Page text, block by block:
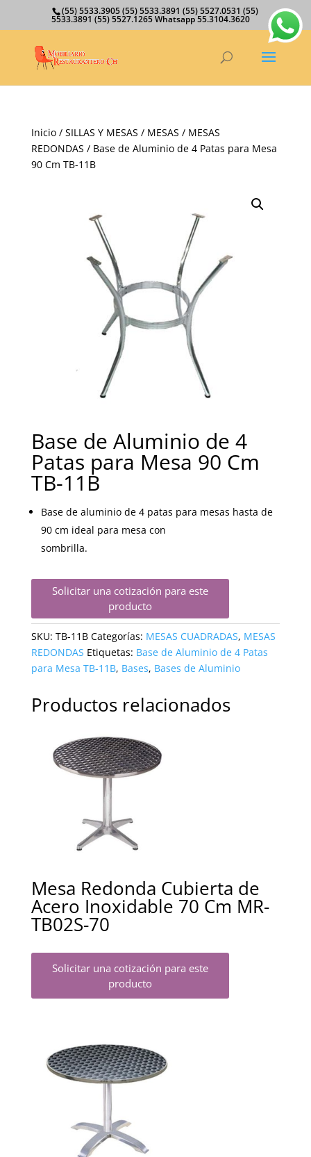
(55) 5533.3905 (55) 5533.3891 (55) 5527.0531 (55)
5533.3891 (55) 5527.1265 Whatsapp 55.3104.3620
Inicio/ SILLAS Y MESAS / MESAS / MESAS
REDONDAS / Base de Aluminio de 4 Patas para Mesa
90 Cm TB-11B
Base de Aluminio de 4
Patas para Mesa 90 Cm
TB-11B
Base de aluminio de 4 patas para mesas hasta de
90 cm ideal para mesa con
sombrilla.
Solicitar una cotización para este
producto
SKU: TB-11B Categorías: MESAS CUADRADAS, MESAS
REDONDAS Etiquetas: Base de Aluminio de 4 Patas
para Mesa TB-11B, Bases, Bases de Aluminio
Productos relacionados
Mesa Redonda Cubierta de
Acero Inoxidable 70 Cm MR-
TB02S-70
Solicitar una cotización para este
producto